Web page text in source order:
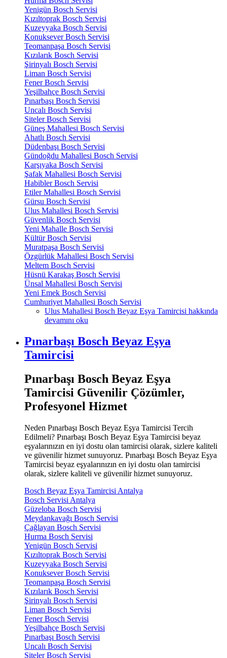
Yenigün Bosch Servisi
Kızıltoprak Bosch Servisi
Kuzeyyaka Bosch Servisi
Konuksever Bosch Servisi
Teomanpaşa Bosch Servisi
Kızılarık Bosch Servisi
Şirinyalı Bosch Servisi
Liman Bosch Servisi
Fener Bosch Servisi
Yeşilbahçe Bosch Servisi
Pınarbaşı Bosch Servisi
Uncalı Bosch Servisi
Siteler Bosch Servisi
Güneş Mahallesi Bosch Servisi
Ahatlı Bosch Servisi
Düdenbaşı Bosch Servisi
Gündoğdu Mahallesi Bosch Servisi
Karşıyaka Bosch Servisi
Şafak Mahallesi Bosch Servisi
Habibler Bosch Servisi
Etiler Mahallesi Bosch Servisi
Gürsu Bosch Servisi
Ulus Mahallesi Bosch Servisi
Güvenlik Bosch Servisi
Yeni Mahalle Bosch Servisi
Kültür Bosch Servisi
Muratpaşa Bosch Servisi
Özgürlük Mahallesi Bosch Servisi
Meltem Bosch Servisi
Hüsnü Karakaş Bosch Servisi
Ünsal Mahallesi Bosch Servisi
Yeni Emek Bosch Servisi
Cumhuriyet Mahallesi Bosch Servisi
Ulus Mahallesi Bosch Beyaz Eşya Tamircisi hakkında
devamını oku
Pınarbaşı Bosch Beyaz Eşya
Tamircisi
Pınarbaşı Bosch Beyaz Eşya
Tamircisi Güvenilir Çözümler,
Profesyonel Hizmet
Neden Pınarbaşı Bosch Beyaz Eşya Tamircisi Tercih
Edilmeli? Pınarbaşı Bosch Beyaz Eşya Tamircisi beyaz
eşyalarınızın en iyi dostu olan tamircisi olarak, sizlere kaliteli
ve güvenilir hizmet sunuyoruz. Pınarbaşı Bosch Beyaz Eşya
Tamircisi beyaz eşyalarınızın en iyi dostu olan tamircisi
olarak, sizlere kaliteli ve güvenilir hizmet sunuyoruz.
Bosch Beyaz Eşya Tamircisi Antalya
Bosch Servisi Antalya
Güzeloba Bosch Servisi
Meydankavağı Bosch Servisi
Çağlayan Bosch Servisi
Hurma Bosch Servisi
Yenigün Bosch Servisi
Kızıltoprak Bosch Servisi
Kuzeyyaka Bosch Servisi
Konuksever Bosch Servisi
Teomanpaşa Bosch Servisi
Kızılarık Bosch Servisi
Şirinyalı Bosch Servisi
Liman Bosch Servisi
Fener Bosch Servisi
Yeşilbahçe Bosch Servisi
Pınarbaşı Bosch Servisi
Uncalı Bosch Servisi
Siteler Bosch Servisi